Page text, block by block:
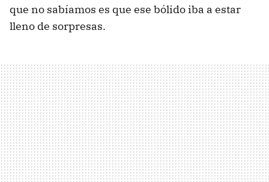
que no sabíamos es que ese bólido iba a estar
lleno de sorpresas.